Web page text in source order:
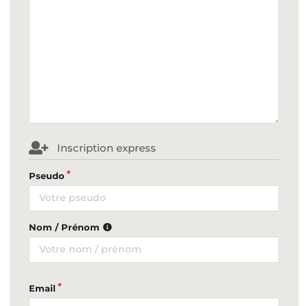
Inscription express
Pseudo
Nom / Prénom
Email